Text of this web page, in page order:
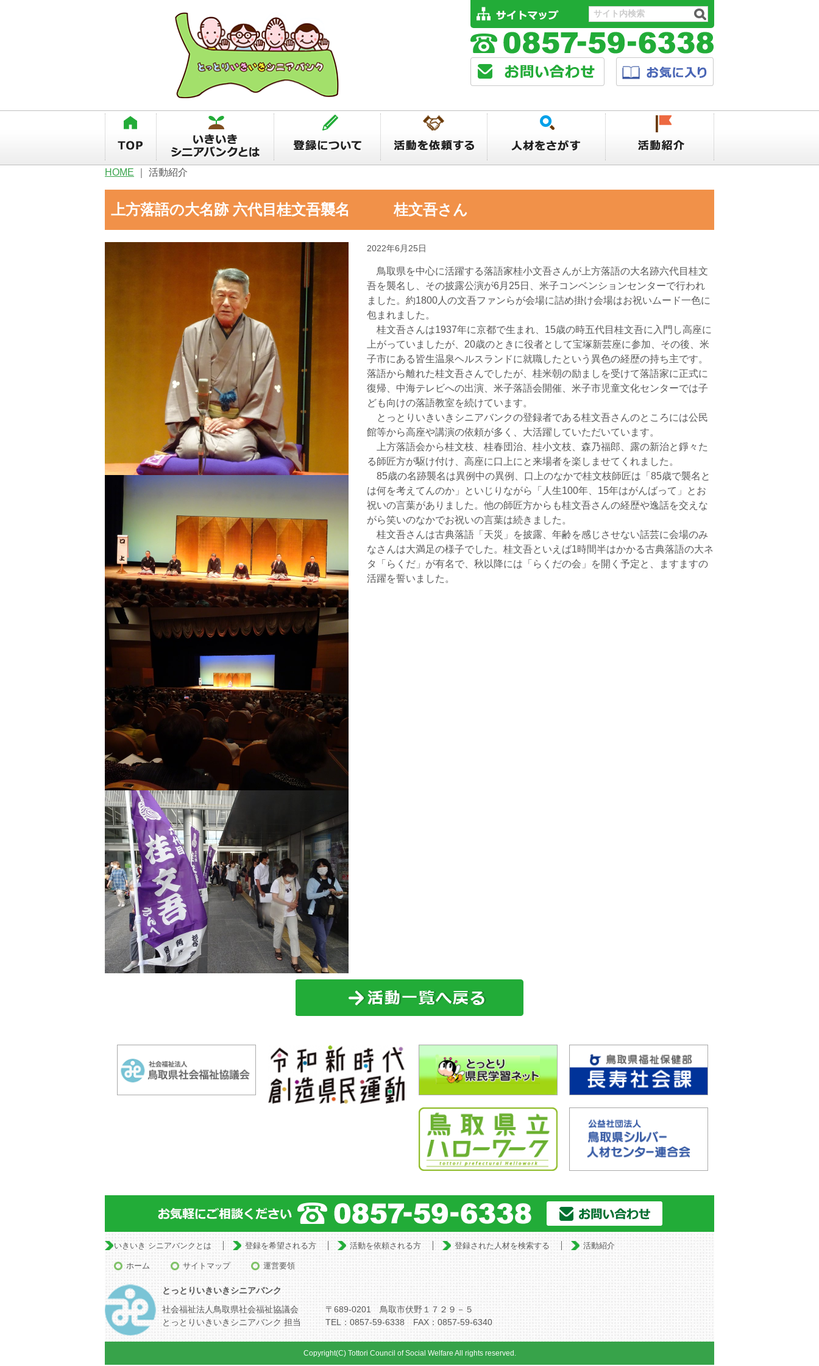
HOME 活動紹介
上方落語の大名跡 六代目桂文吾襲名 桂文吾さん
2022年6月25日
鳥取県を中心に活躍する落語家桂小文吾さんが上方落語の大名跡六代目桂文
吾を襲名し、その披露公演が6月25日、米子コンベンションセンターで行われ
ました。約1800人の文吾ファンらが会場に詰め掛け会場はお祝いムード一色に
包まれました。
桂文吾さんは1937年に京都で生まれ、15歳の時五代目桂文吾に入門し高座に
上がっていましたが、20歳のときに役者として宝塚新芸座に参加、その後、米
子市にある皆生温泉ヘルスランドに就職したという異色の経歴の持ち主です。
落語から離れた桂文吾さんでしたが、桂米朝の励ましを受けて落語家に正式に
復帰、中海テレビへの出演、米子落語会開催、米子市児童文化センターでは子
ども向けの落語教室を続けています。
とっとりいきいきシニアバンクの登録者である桂文吾さんのところには公民
館等から高座や講演の依頼が多く、大活躍していただいています。
上方落語会から桂文枝、桂春団治、桂小文枝、森乃福郎、露の新治と錚々た
る師匠方が駆け付け、高座に口上にと来場者を楽しませてくれました。
85歳の名跡襲名は異例中の異例、口上のなかで桂文枝師匠は「85歳で襲名と
は何を考えてんのか」といじりながら「人生100年、15年はがんばって」とお
祝いの言葉がありました。他の師匠方からも桂文吾さんの経歴や逸話を交えな
がら笑いのなかでお祝いの言葉は続きました。
桂文吾さんは古典落語「天災」を披露、年齢を感じさせない話芸に会場のみ
なさんは大満足の様子でした。桂文吾といえば1時間半はかかる古典落語の大ネ
タ「らくだ」が有名で、秋以降には「らくだの会」を開く予定と、ますますの
活躍を誓いました。
いきいき シニアバンクとは 登録を希望される方 活動を依頼される方 登録された人材を検索する 活動紹介
ホーム サイトマップ 運営要領
とっとりいきいきシニアバンク
社会福祉法人鳥取県社会福祉協議会
とっとりいきいきシニアバンク 担当
〒689-0201 鳥取市伏野１７２９－５
TEL：0857-59-6338 FAX：0857-59-6340
Copyright(C) Tottori Council of Social Welfare All rights reserved.